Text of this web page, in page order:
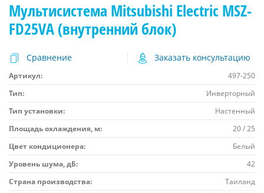
Мультисистема Mitsubishi Electric MSZ-
FD25VA (внутренний блок)
Сравнение Заказать консультацию
Артикул:
497-250
Тип:
Инверторный
Тип установки:
Настенный
Площадь охлаждения, м:
20 / 25
Цвет кондиционера:
Белый
Уровень шума, дБ:
42
Страна производства:
Таиланд